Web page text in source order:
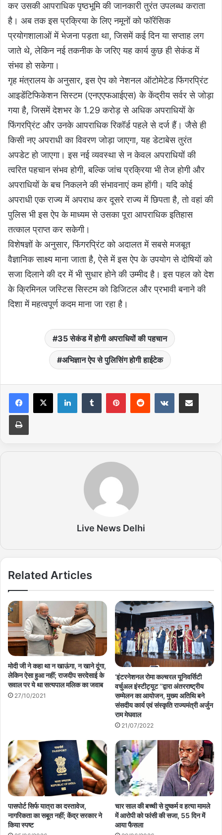
कर उसकी आपराधिक पृष्ठभूमि की जानकारी तुरंत उपलब्ध कराता
है। अब तक इस प्रक्रिया के लिए नमूनों को फॉरेंसिक
प्रयोगशालाओं में भेजना पड़ता था, जिसमें कई दिन या सप्ताह लग
जाते थे, लेकिन नई तकनीक के जरिए यह कार्य कुछ ही सेकंड में
संभव हो सकेगा।
गृह मंत्रालय के अनुसार, इस ऐप को नेशनल ऑटोमेटेड फिंगरप्रिंट
आइडेंटिफिकेशन सिस्टम (एनएएफआईएस) के केंद्रीय सर्वर से जोड़ा
गया है, जिसमें देशभर के 1.29 करोड़ से अधिक अपराधियों के
फिंगरप्रिंट और उनके आपराधिक रिकॉर्ड पहले से दर्ज हैं। जैसे ही
किसी नए अपराधी का विवरण जोड़ा जाएगा, यह डेटाबेस तुरंत
अपडेट हो जाएगा। इस नई व्यवस्था से न केवल अपराधियों की
त्वरित पहचान संभव होगी, बल्कि जांच प्रक्रिया भी तेज होगी और
अपराधियों के बच निकलने की संभावनाएं कम होंगी। यदि कोई
अपराधी एक राज्य में अपराध कर दूसरे राज्य में छिपता है, तो वहां की
पुलिस भी इस ऐप के माध्यम से उसका पूरा आपराधिक इतिहास
तत्काल प्राप्त कर सकेगी।
विशेषज्ञों के अनुसार, फिंगरप्रिंट को अदालत में सबसे मजबूत
वैज्ञानिक साक्ष्य माना जाता है, ऐसे में इस ऐप के उपयोग से दोषियों को
सजा दिलाने की दर में भी सुधार होने की उम्मीद है। इस पहल को देश
के क्रिमिनल जस्टिस सिस्टम को डिजिटल और प्रभावी बनाने की
दिशा में महत्वपूर्ण कदम माना जा रहा है।
35 सेकंड में होगी अपराधियों की पहचान
अभिज्ञान ऐप से पुलिसिंग होगी हाईटेक
Live News Delhi
Related Articles
मोदी जी ने कहा था न खाऊंगा, न खाने दूंगा,
लेकिन ऐसा हुआ नहीं; राजदीप सरदेसाई के
सवाल पर ये था सत्यपाल मलिक का जवाब
27/10/2021
‘इंटरनेशनल रोमा कल्चरल यूनिवर्सिटी
वर्चुअल इंस्टीट्यूट ’’द्वारा अंतरराष्ट्रीय
सम्मेलन का आयोजन, मुख्य अतिथि बने
संसदीय कार्य एवं संस्कृति राज्यमंत्री अर्जुन
राम मेघवाल
21/07/2022
पासपोर्ट सिर्फ यात्रा का दस्तावेज,
नागरिकता का सबूत नहीं; केंद्र सरकार ने
किया स्पष्ट
चार साल की बच्ची से दुष्कर्म व हत्या मामले
में आरोपी को फांसी की सजा, 55 दिन में
आया फैसला